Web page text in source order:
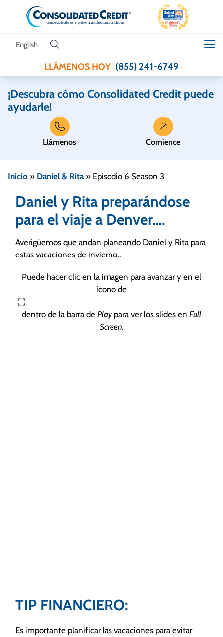
Skip to content
English
LLÁMENOS HOY (855) 241-6749
¡Descubra cómo Consolidated Credit puede
ayudarle!
Llámenos Comience
Inicio » Daniel & Rita» Episodio 6 Season 3
Daniel y Rita preparándose
para el viaje a Denver….
Averigüemos que andan planeando Daniel y Rita para
estas vacaciones de invierno..
Puede hacer clic en la imagen para avanzar y en el
ícono de
dentro de la barra de Play para ver los slides en Full
Screen.
TIP FINANCIERO:
Es importante planificar las vacaciones para evitar